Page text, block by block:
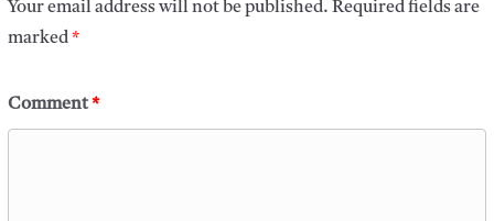
Your email address will not be published. Required fields are
marked*
Comment*